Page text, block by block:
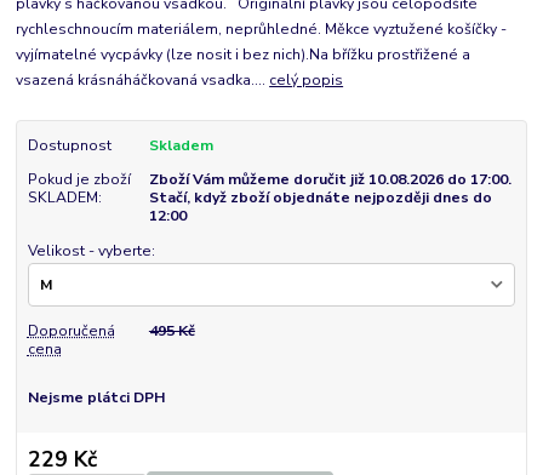
plavky s háčkovanou vsadkou. Originální plavky jsou celopodšité
rychleschnoucím materiálem, neprůhledné. Měkce vyztužené košíčky -
vyjímatelné vycpávky (lze nosit i bez nich).Na břížku prostřižené a
vsazená krásnáháčkovaná vsadka.... celý popis
Dostupnost
Skladem
Pokud je zboží
SKLADEM:
Zboží Vám můžeme doručit již 10.08.2026 do 17:00.
Stačí, když zboží objednáte nejpozději dnes do
12:00
Velikost - vyberte:
Doporučená
cena
495 Kč
Nejsme plátci DPH
229 Kč